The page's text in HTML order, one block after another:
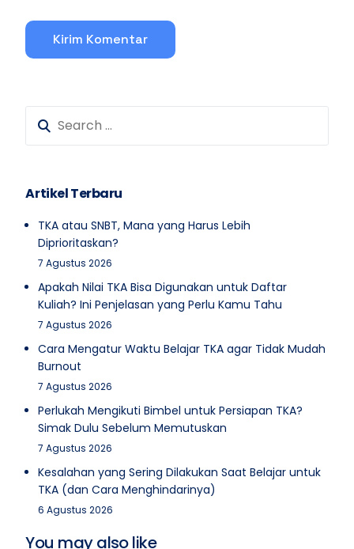
Artikel Terbaru
TKA atau SNBT, Mana yang Harus Lebih
Diprioritaskan?
7 Agustus 2026
Apakah Nilai TKA Bisa Digunakan untuk Daftar
Kuliah? Ini Penjelasan yang Perlu Kamu Tahu
7 Agustus 2026
Cara Mengatur Waktu Belajar TKA agar Tidak Mudah
Burnout
7 Agustus 2026
Perlukah Mengikuti Bimbel untuk Persiapan TKA?
Simak Dulu Sebelum Memutuskan
7 Agustus 2026
Kesalahan yang Sering Dilakukan Saat Belajar untuk
TKA (dan Cara Menghindarinya)
6 Agustus 2026
You may also like